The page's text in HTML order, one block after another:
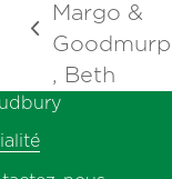
previous
post:
Margo &
, Beth